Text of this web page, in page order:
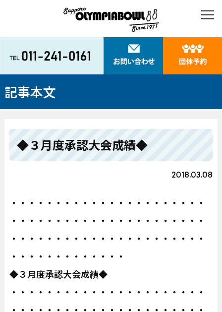
記事本文
◆３月度承認大会成績◆
2018.03.08
・・・・・・・・・・・・・・・・・・・・・・
・・・・・・・・・・・・・・・・・・・・・・
・・・・・・・・・・・・・・・・・・・・・・
・・・・・・・・・・・・・
◆３月度承認大会成績◆
・・・・・・・・・・・・・・・・・・・・・・
・・・・・・・・・・・・・・・・・・・・・・